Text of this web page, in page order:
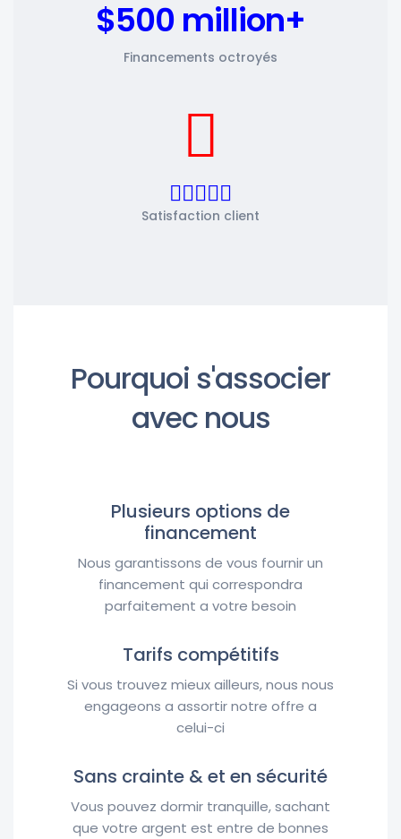
$500 million+
Financements octroyés
Satisfaction client
Pourquoi s'associer
avec nous
Plusieurs options de
financement
Nous garantissons de vous fournir un
financement qui correspondra
parfaitement a votre besoin
Tarifs compétitifs
Si vous trouvez mieux ailleurs, nous nous
engageons a assortir notre offre a
celui-ci
Sans crainte & et en sécurité
Vous pouvez dormir tranquille, sachant
que votre argent est entre de bonnes